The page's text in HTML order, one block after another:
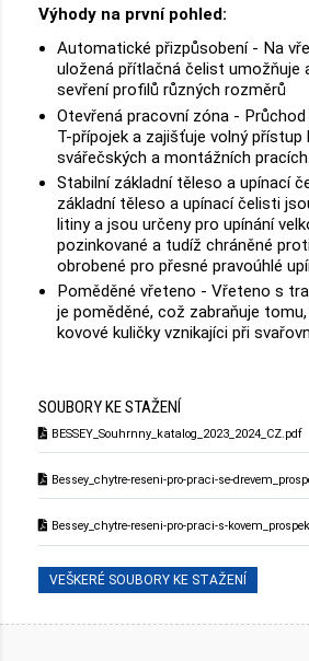
Výhody na první pohled:
Automatické přizpůsobení - Na
uložená přítlačná čelist umožňuje
sevření profilů různých rozměrů
Otevřená pracovní zóna -
T-přípojek a zajišťuje volný přístup
svářečských a montážních pracích.
Stabilní základní těleso a upínací
základní těleso a upínací čelisti
litiny a jsou určeny pro upínání
pozinkované a tudíž chráněné
obrobené pro přesné pravoúhlé
Poměděné vřeteno - Vřeteno s
je poměděné, což zabraňuje
kovové kuličky vznikajíci při
SOUBORY KE STAŽENÍ
BESSEY_Souhrnny_katalog_2023_2024_CZ.pdf
Bessey_chytre-reseni-pro-praci-se-
Bessey_chytre-reseni-pro-praci-s-
VEŠKERÉ SOUBORY KE STAŽENÍ